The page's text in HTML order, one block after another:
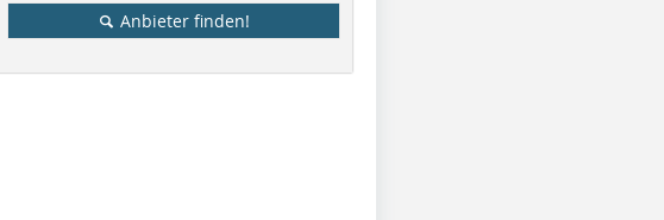
Anbieter finden!